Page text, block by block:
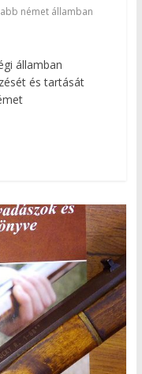
német államban
államban
és tartását